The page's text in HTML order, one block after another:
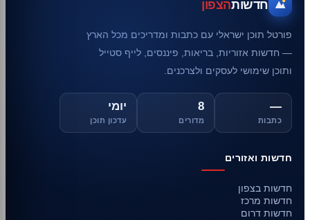
חדשותהצפון
פורטל תוכן ישראלי עם כתבות ומדריכים מכל הארץ
— חדשות אזוריות, בריאות, פיננסים, לייף סטייל
ותוכן שימושי לעסקים ולצרכנים.
—
כתבות
8
מדורים
יומי
עדכון תוכן
חדשות ואזורים
חדשות בצפון
חדשות מרכז
חדשות דרום